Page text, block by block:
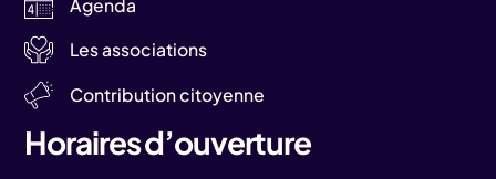
Agenda
Les associations
Contribution citoyenne
Horaires d’ouverture